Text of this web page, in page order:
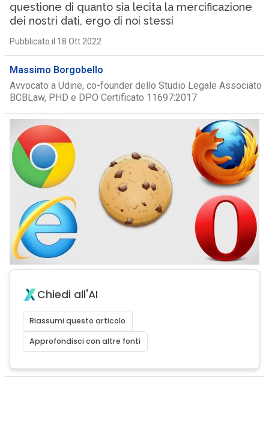
questione di quanto sia lecita la mercificazione
dei nostri dati, ergo di noi stessi
Pubblicato il 18 Ott 2022
Massimo Borgobello
Avvocato a Udine, co-founder dello Studio Legale Associato
BCBLaw, PHD e DPO Certificato 11697:2017
Chiedi all'AI
Riassumi questo articolo
Approfondisci con altre fonti